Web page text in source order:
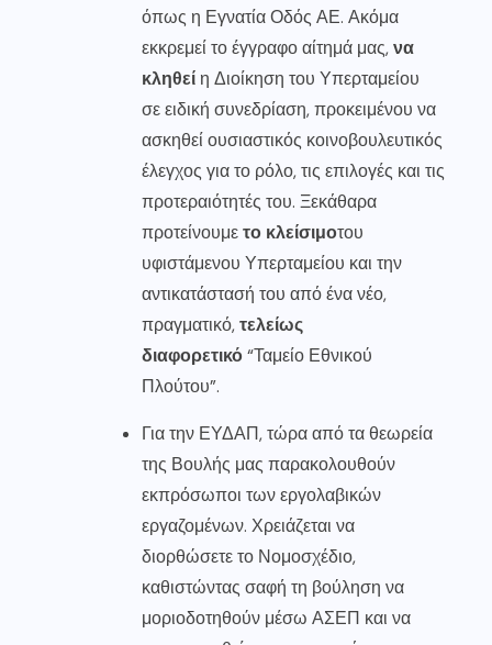
όπως η Εγνατία Οδός ΑΕ. Ακόμα
εκκρεμεί το έγγραφο αίτημά μας,να
κληθεί η Διοίκηση του Υπερταμείου
σε ειδική συνεδρίαση, προκειμένου να
ασκηθεί ουσιαστικός κοινοβουλευτικός
έλεγχος για το ρόλο, τις επιλογές και τις
προτεραιότητές του. Ξεκάθαρα
προτείνουμετο κλείσιμοτου
υφιστάμενου Υπερταμείου και την
αντικατάστασή του από ένα νέο,
πραγματικό,τελείως
διαφορετικό“Ταμείο Εθνικού
Πλούτου”.
Για την ΕΥΔΑΠ, τώρα από τα θεωρεία
της Βουλής μας παρακολουθούν
εκπρόσωποι των εργολαβικών
εργαζομένων. Χρειάζεται να
διορθώσετε το Νομοσχέδιο,
καθιστώντας σαφή τη βούληση να
μοριοδοτηθούν μέσω ΑΣΕΠ και να